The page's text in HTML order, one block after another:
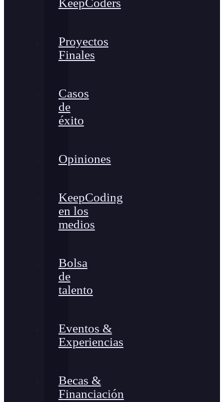
KeepCoders
Proyectos
Finales
Casos
de
éxito
Opiniones
KeepCoding
en los
medios
Bolsa
de
talento
Eventos &
Experiencias
Becas &
Financiación